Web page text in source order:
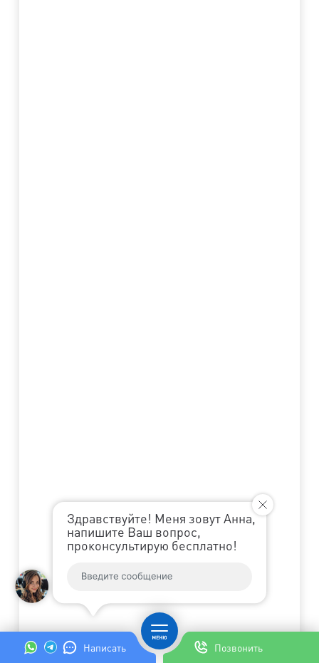
Написать Позвонить
Здравствуйте! Меня зовут Анна,
напишите Ваш вопрос,
проконсультирую бесплатно!